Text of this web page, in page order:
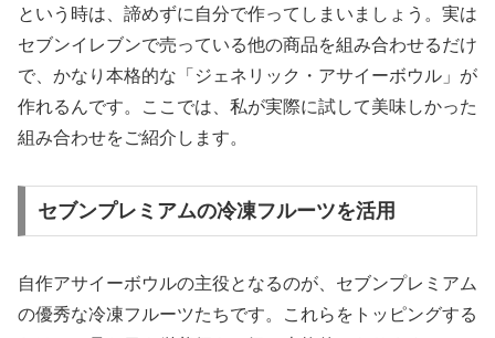
という時は、諦めずに自分で作ってしまいましょう。実は
セブンイレブンで売っている他の商品を組み合わせるだけ
で、かなり本格的な「ジェネリック・アサイーボウル」が
作れるんです。ここでは、私が実際に試して美味しかった
組み合わせをご紹介します。
セブンプレミアムの冷凍フルーツを活用
自作アサイーボウルの主役となるのが、セブンプレミアム
の優秀な冷凍フルーツたちです。これらをトッピングする